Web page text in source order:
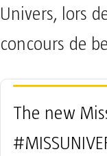
Univers, lors
concours de
The new